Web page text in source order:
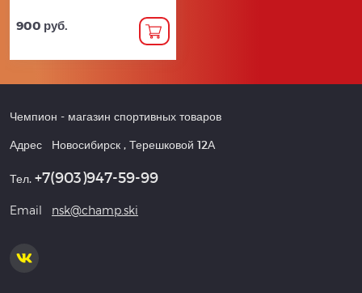
900 руб.
Чемпион - магазин спортивных товаров
Адрес Новосибирск , Терешковой 12А
Тел. +7(903)947-59-99
Email nsk@champ.ski